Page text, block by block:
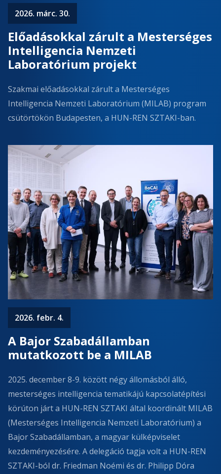
2026. márc. 30.
Előadásokkal zárult a Mesterséges
Intelligencia Nemzeti
Laboratórium projekt
Szakmai előadásokkal zárult a Mesterséges
Intelligencia Nemzeti Laboratórium (MILAB) program
csütörtökön Budapesten, a HUN-REN SZTAKI-ban.
2026. febr. 4.
A Bajor Szabadállamban
mutatkozott be a MILAB
2025. december 8-9. között négy állomásból álló,
mesterséges intelligencia tematikájú kapcsolatépítési
körúton járt a HUN-REN SZTAKI által koordinált MILAB
(Mesterséges Intelligencia Nemzeti Laboratórium) a
Bajor Szabadállamban, a magyar külképviselet
kezdeményezésére. A delegáció tagja volt a HUN-REN
SZTAKI-ból dr. Friedman Noémi és dr. Philipp Dóra